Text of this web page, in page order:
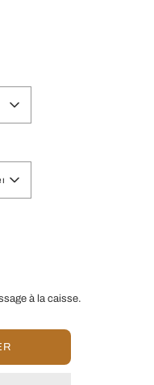
à la caisse.